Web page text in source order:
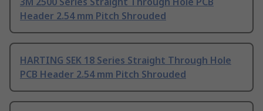
Header 2.54 mm Pitch Shrouded
HARTING SEK 18 Series Straight Through Hole
PCB Header 2.54 mm Pitch Shrouded